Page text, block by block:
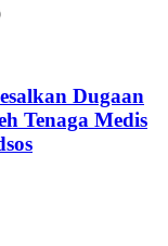
Dugaan
Tenaga Medis